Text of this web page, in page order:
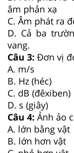
âm phản xạ
C. Âm phát ra
D. Cả ba
vang.
Câu 3: Đơn vị
A. m/s
B. Hz (héc)
C. dB (đêxiben)
D. s (giây)
Câu 4: Ảnh ảo
A. lớn bằng vật
B. lớn hơn vật